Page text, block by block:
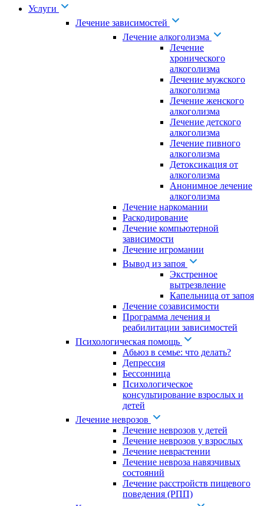
Услуги
Лечение зависимостей
Лечение алкоголизма
Лечение
хронического
алкоголизма
Лечение мужского
алкоголизма
Лечение женского
алкоголизма
Лечение детского
алкоголизма
Лечение пивного
алкоголизма
Детоксикация от
алкоголизма
Анонимное лечение
алкоголизма
Лечение наркомании
Раскодирование
Лечение компьютерной
зависимости
Лечение игромании
Вывод из запоя
Экстренное
вытрезвление
Капельница от запоя
Лечение созависимости
Программа лечения и
реабилитации зависимостей
Психологическая помощь
Абьюз в семье: что делать?
Депрессия
Бессонница
Психологическое
консультирование взрослых и
детей
Лечение неврозов
Лечение неврозов у детей
Лечение неврозов у взрослых
Лечение неврастении
Лечение невроза навязчивых
состояний
Лечение расстройств пищевого
поведения (РПП)